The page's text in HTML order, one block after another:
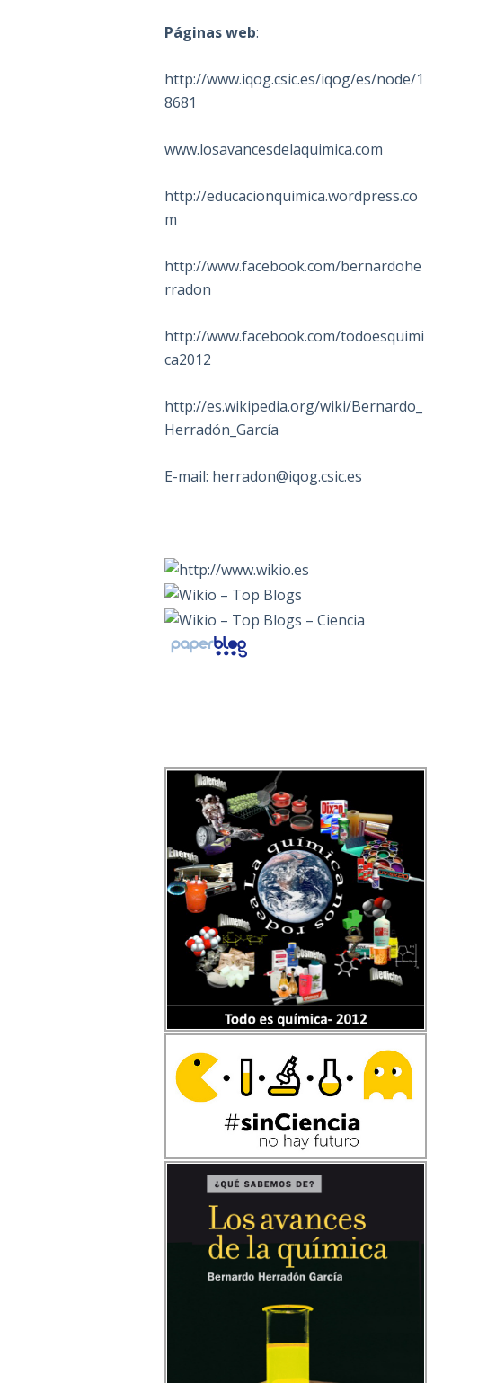
Páginas web:
http://www.iqog.csic.es/iqog/es/node/1
8681
www.losavancesdelaquimica.com
http://educacionquimica.wordpress.co
m
http://www.facebook.com/bernardohe
rradon
http://www.facebook.com/todoesquimi
ca2012
http://es.wikipedia.org/wiki/Bernardo_
Herradón_García
E-mail: herradon@iqog.csic.es